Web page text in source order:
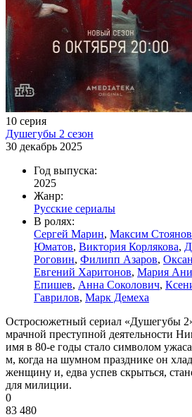
10 серия
Душегубы 2 сезон
30 декабрь 2025
Год выпуска:
2025
Жанр:
Русские сериалы
В ролях:
Сергей Марин, Максим Стоянов
Юматов, Виктория Корлякова,
Роговин, Филипп Азаров,
Евгений Харитонов, Мария
Епишев, Анна Соколович,
Гаврилов, Марк Демеха
Остросюжетный сериал «Душегубы
мрачной преступной деятельности
имя в 80-е годы стало символом
м, когда на шумном празднике он
женщину и, едва успев скрыться,
для милиции.
0
83 480